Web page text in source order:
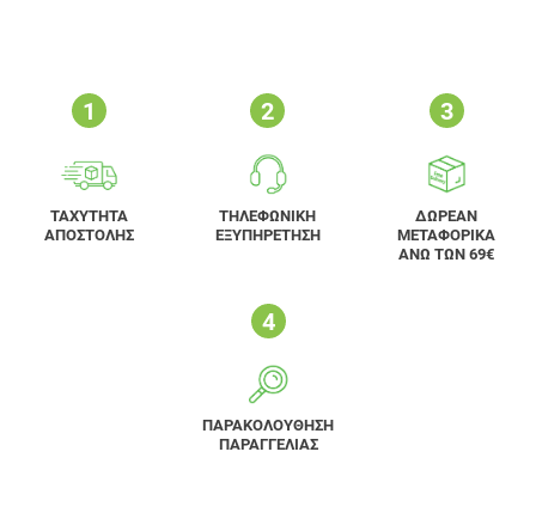
ΤΑΧΥΤΗΤΑ
ΑΠΟΣΤΟΛΗΣ
ΤΗΛΕΦΩΝΙΚΗ
ΕΞΥΠΗΡΕΤΗΣΗ
ΔΩΡΕΑΝ
ΜΕΤΑΦΟΡΙΚΑ
ΑΝΩ ΤΩΝ 69€
ΠΑΡΑΚΟΛΟΥΘΗΣΗ
ΠΑΡΑΓΓΕΛΙΑΣ